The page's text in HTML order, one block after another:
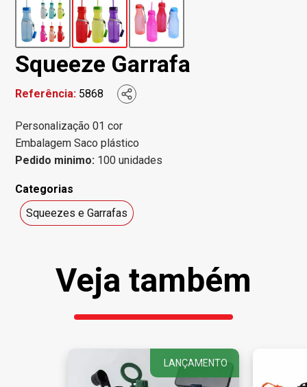
Squeeze Garrafa
Referência: 5868
Personalização 01 cor
Embalagem Saco plástico
Pedido minimo: 100 unidades
Categorias
Squeezes e Garrafas
Veja também
LANÇAMENTO